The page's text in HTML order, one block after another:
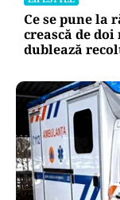
Ce se pune la
crească de
dublează